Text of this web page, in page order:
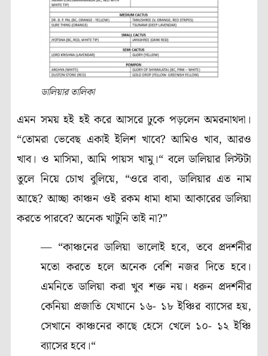
ডালিয়ার তালিকা
এমন সময় হই হই করে আসরে ঢুকে পড়লেন অমরনাথদা।
“তোমরা ভেবেছ একাই ইলিশ খাবে? আমিও খাব, আরও
খাব। ও মাসিমা, আমি পায়স খামু।“ বলে ডালিয়ার লিস্টটা
তুলে নিয়ে চোখ বুলিয়ে, “ওরে বাবা, ডালিয়ার এত নাম
আছে? আচ্ছা কাঞ্চন ওই রকম ধামা ধামা আকারের ডালিয়া
করতে পারবে? অনেক খাটুনি তাই না?”
— “কাঞ্চনের ডালিয়া ভালোই হবে, তবে প্রদর্শনীর
মতো করতে হলে অনেক বেশি নজর দিতে হবে।
এমনিতে ডালিয়া করা খুব শক্ত নয়। ধরুন প্রদর্শনীর
কেনিয়া প্রজাতি যেখানে ১৬- ১৮ ইঞ্চির ব্যাসের হয়,
সেখানে কাঞ্চনের কাছে হেসে খেলে ১০- ১২ ইঞ্চি
ব্যাসের হবে।“